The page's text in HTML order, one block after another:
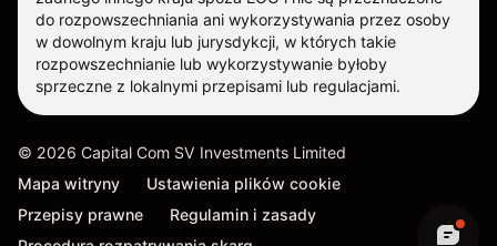
do rozpowszechniania ani wykorzystywania przez osoby
w dowolnym kraju lub jurysdykcji, w których takie
rozpowszechnianie lub wykorzystywanie byłoby
sprzeczne z lokalnymi przepisami lub regulacjami.
© 2026 Capital Com SV Investments Limited
Mapa witryny
Ustawienia plików cookie
Przepisy prawne
Regulamin i zasady